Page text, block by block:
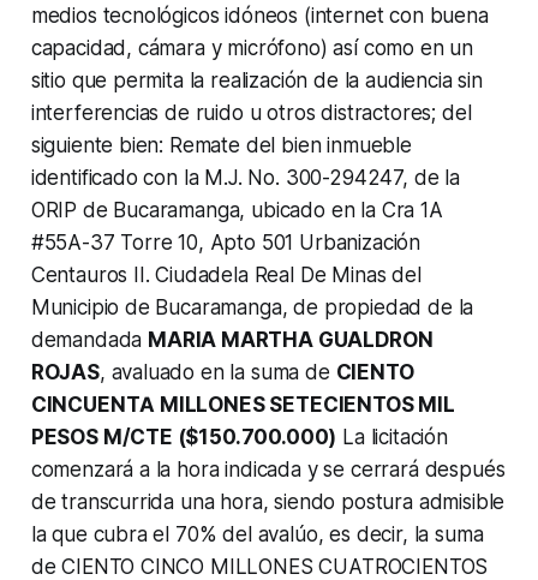
medios tecnológicos idóneos (internet con buena
capacidad, cámara y micrófono) así como en un
sitio que permita la realización de la audiencia sin
interferencias de ruido u otros distractores; del
siguiente bien: Remate del bien inmueble
identificado con la M.J. No. 300-294247, de la
ORIP de Bucaramanga, ubicado en la Cra 1A
#55A-37 Torre 10, Apto 501 Urbanización
Centauros II. Ciudadela Real De Minas del
Municipio de Bucaramanga, de propiedad de la
demandada MARIA MARTHA GUALDRON
ROJAS, avaluado en la suma de CIENTO
CINCUENTА MILLONES SETECIENTOS MIL
PESOS M/CTE ($150.700.000) La licitación
comenzará a la hora indicada y se cerrará después
de transcurrida una hora, siendo postura admisible
la que cubra el 70% del avalúo, es decir, la suma
de CIENTO CINCO MILLONES CUATROCIENTOS